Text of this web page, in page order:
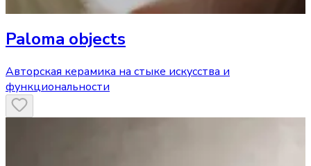
Paloma objects
Авторская керамика на стыке искусства и
функциональности